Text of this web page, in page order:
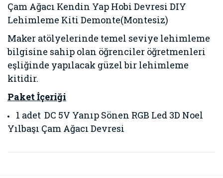
Çam Ağacı Kendin Yap Hobi Devresi DIY
Lehimleme Kiti Demonte(Montesiz)
Maker atölyelerinde temel seviye lehimleme
bilgisine sahip olan öğrenciler öğretmenleri
eşliğinde yapılacak güzel bir lehimleme
kitidir.
Paket İçeriği
1 adet DC 5V Yanıp Sönen RGB Led 3D Noel
Yılbaşı Çam Ağacı Devresi